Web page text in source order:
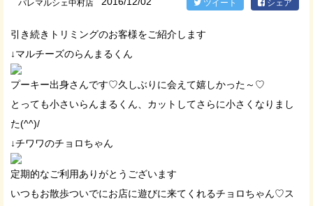
パレマルシェ中村店 ツイート シェア
引き続きトリミングのお客様をご紹介します
↓マルチーズのらんまるくん
プーキー出身さんです♡久しぶりに会えて嬉しかった～♡
とっても小さいらんまるくん、カットしてさらに小さくなりまし
た(^^)/
↓チワワのチョロちゃん
定期的なご利用ありがとうございます
いつもお散歩ついでにお店に遊びに来てくれるチョロちゃん♡ス